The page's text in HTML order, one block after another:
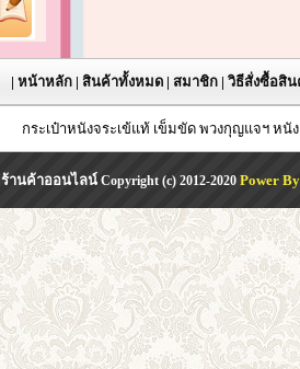
|หน้าหลัก |สินค้าทั้งหมด |สมาชิก |วิธีสั่งซื้อสิ
กระเป๋าหนังจระเข้แท้ เข็มขัด พวงกุญแจฯ หนัง
ร้านค้าออนไลน์ Copyright (c) 2012-2020 Power